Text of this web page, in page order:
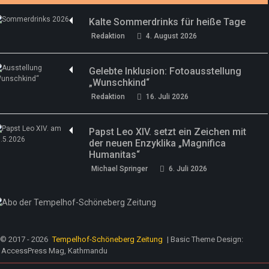
Kalte Sommerdrinks für heiße Tage
Redaktion 4. August 2026
Gelebte Inklusion: Fotoausstellung
„Wunschkind“
Redaktion 16. Juli 2026
Papst Leo XIV. setzt ein Zeichen mit
der neuen Enzyklika „Magnifica
Humanitas“
Michael Springer 6. Juli 2026
© 2017 - 2026 Tempelhof-Schöneberg Zeitung | Basic Theme Design:
AccessPress Mag, Kathmandu